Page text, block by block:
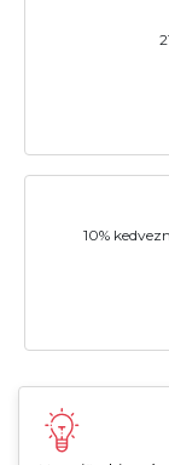
10%